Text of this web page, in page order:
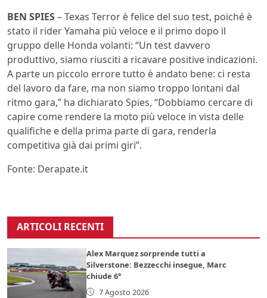
BEN SPIES– Texas Terror è felice del suo test, poiché è
stato il rider Yamaha più veloce e il primo dopo il
gruppo delle Honda volanti: “Un test davvero
produttivo, siamo riusciti a ricavare positive indicazioni.
A parte un piccolo errore tutto è andato bene: ci resta
del lavoro da fare, ma non siamo troppo lontani dal
ritmo gara,” ha dichiarato Spies, “Dobbiamo cercare di
capire come rendere la moto più veloce in vista delle
qualifiche e della prima parte di gara, renderla
competitiva già dai primi giri”.
Fonte: Derapate.it
ARTICOLI RECENTI
Alex Marquez sorprende tutti a
Silverstone: Bezzecchi insegue, Marc
chiude 6°
7 Agosto 2026